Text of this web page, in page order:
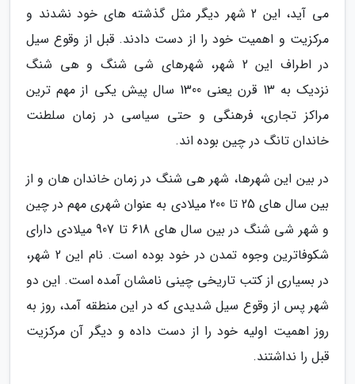
می آید، این 2 شهر دیگر مثل گذشته های خود نشدند و
مرکزیت و اهمیت خود را از دست دادند. قبل از وقوع سیل
در اطراف این 2 شهر، شهرهای شی شنگ و هی شنگ
نزدیک به 13 قرن یعنی 1300 سال پیش یکی از مهم ترین
مراکز تجاری، فرهنگی و حتی سیاسی در زمان سلطنت
خاندان تانگ در چین بوده اند.
در بین این شهرها، شهر هی شنگ در زمان خاندان هان و از
بین سال های 25 تا 200 میلادی به عنوان شهری مهم در چین
و شهر شی شنگ در بین سال های 618 تا 907 میلادی دارای
شکوفاترین وجوه تمدن در خود بوده است. نام این 2 شهر،
در بسیاری از کتب تاریخی چینی نامشان آمده است. این دو
شهر پس از وقوع سیل شدیدی که در این منطقه آمد، روز به
روز اهمیت اولیه خود را از دست داده و دیگر آن مرکزیت
قبل را نداشتند.